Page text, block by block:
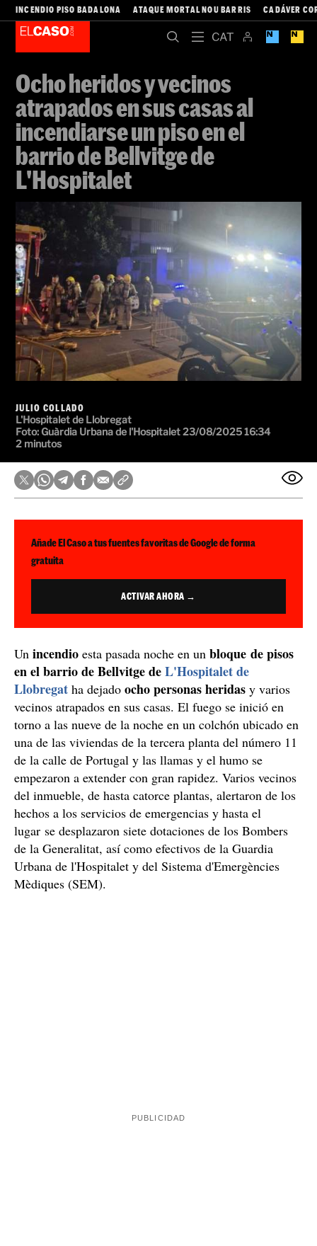
INCENDIO PISO BADALONA ATAQUE MORTAL NOU BARRIS CADÁVER
Ocho heridos y vecinos
atrapados en sus casas al
incendiarse un piso en el
barrio de Bellvitge de
L'Hospitalet
JULIO COLLADO
L'Hospitalet de Llobregat
Foto: Guàrdia Urbana de l'Hospitalet23/08/2025 16:34
2 minutos
Añade El Caso a tus fuentes favoritas de Google de forma
gratuita
ACTIVAR AHORA →
Un incendio esta pasada noche en un bloque de pisos
en el barrio de Bellvitge deL'Hospitalet de
Llobregat ha dejado ocho personas heridas y varios
vecinos atrapados en sus casas. El fuego se inició en
torno a las nueve de la noche en un colchón ubicado en
una de las viviendas de la tercera planta del número 11
de la calle de Portugal y las llamas y el humo se
empezaron a extender con gran rapidez. Varios vecinos
del inmueble, de hasta catorce plantas, alertaron de los
hechos a los servicios de emergencias y hasta el
lugar se desplazaron siete dotaciones de los Bombers
de la Generalitat, así como efectivos de la Guardia
Urbana de l'Hospitalet y del Sistema d'Emergències
Mèdiques (SEM).